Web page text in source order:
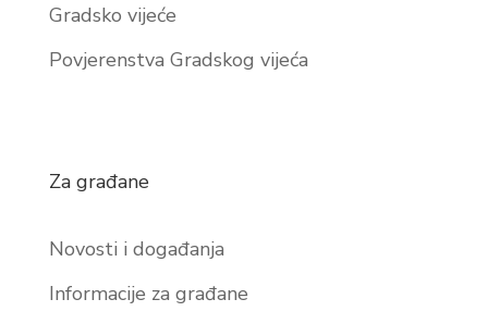
Gradsko vijeće
Povjerenstva Gradskog vijeća
Za građane
Novosti i događanja
Informacije za građane